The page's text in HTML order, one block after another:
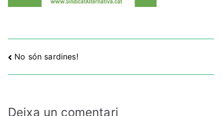
Navegació
d'entrades
No són sardines!
Deixa un comentari